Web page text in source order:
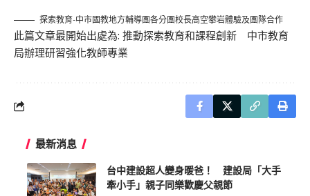
探索教育-中市國教地方輔導團各分團校長高空攀岩體驗及團隊合作
此篇文章最開始出處為: 推動探索教育和課程創新 中市教育
局辦理研習強化教師專業
最新消息
台中建設超人變身暖爸！ 建設局「大手
牽小手」親子同樂歡慶父親節